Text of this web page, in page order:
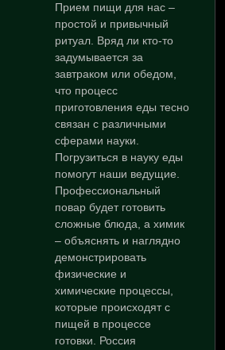
Прием пищи для нас –
простой и привычный
ритуал. Вряд ли кто-то
задумывается за
завтраком или обедом,
что процесс
приготовления еды тесно
связан с различными
сферами науки.
Погрузиться в науку еды
помогут наши ведущие.
Профессиональный
повар будет готовить
сложные блюда, а химик
– объяснять и наглядно
демонстрировать
физические и
химические процессы,
которые происходят с
пищей в процессе
готовки. Россия